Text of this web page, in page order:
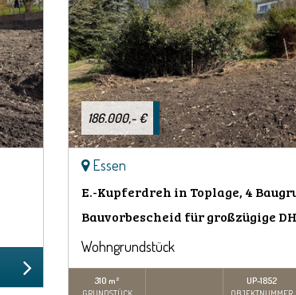
186.000,- €
Essen
E.-Kupferdreh in Toplage, 4
Bauvorbescheid für großzügige
Wohngrundstück
310 m²
UP-1852